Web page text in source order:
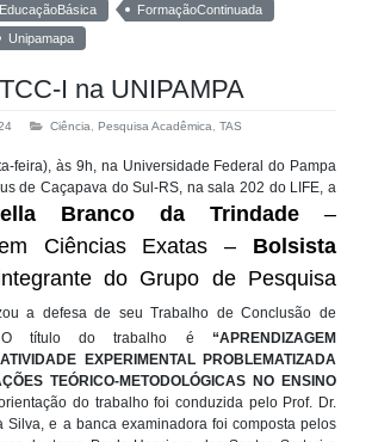
EducaçãoBásica
FormaçãoContinuada
Unipamapa
I na UNIPAMPA
Ciência Pesquisa Acadêmica TAS
feira), às 9h, na Universidade Federal do Pampa
de Caçapava do Sul-RS, na sala 202 do LIFE, a
Branco da Trindade –
Ciências Exatas – Bolsista
do Grupo de Pesquisa
a defesa de seu Trabalho de Conclusão de
título do trabalho é“APRENDIZAGEM
EXPERIMENTAL PROBLEMATIZADA
TEÓRICO-METODOLÓGICAS NO ENSINO
do trabalho foi conduzida pelo Prof. Dr.
Silva, e a banca examinadora foi composta pelos